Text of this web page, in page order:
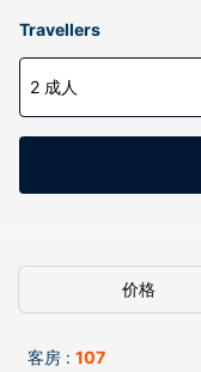
Travellers
2 成人
价格
客房 : 107